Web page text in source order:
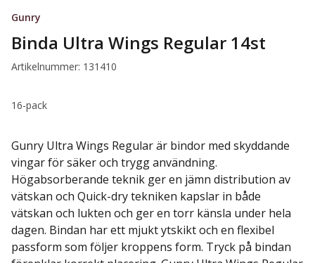
Gunry
Binda Ultra Wings Regular 14st
Artikelnummer: 131410
16-pack
Gunry Ultra Wings Regular är bindor med skyddande
vingar för säker och trygg användning.
Högabsorberande teknik ger en jämn distribution av
vätskan och Quick-dry tekniken kapslar in både
vätskan och lukten och ger en torr känsla under hela
dagen. Bindan har ett mjukt ytskikt och en flexibel
passform som följer kroppens form. Tryck på bindan